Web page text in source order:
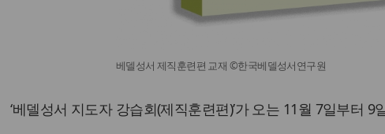
베델성서 제직훈련편 교재 ©한국베델성서연구원
‘베델성서 지도자 강습회(제직훈련편)’가 오는 11월 7일부터